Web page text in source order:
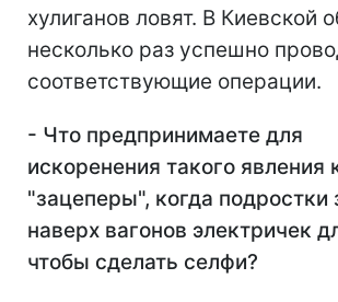
хулиганов ловят. В Киевской
несколько раз успешно
соответствующие операции.
- Что предпринимаете для
искоренения такого явления
"зацеперы", когда подростки
наверх вагонов электричек
чтобы сделать селфи?